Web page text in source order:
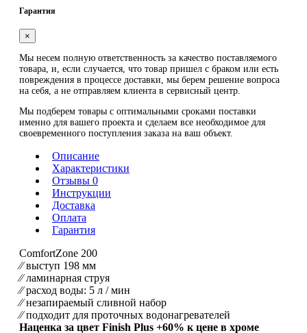
Гарантия
×
Мы несем полную ответственность за качество поставляемого
товара, и, если случается, что товар пришел с браком или есть
повреждения в процессе доставки, мы берем решение вопроса
на себя, а не отправляем клиента в сервисный центр.
Мы подберем товары с оптимальными сроками поставки
именно для вашего проекта и сделаем все необходимое для
своевременного поступления заказа на ваш объект.
Описание
Характеристики
Отзывы 0
Инструкции
Доставка
Оплата
Гарантия
ComfortZone 200
⁄⁄ выступ 198 мм
⁄⁄ ламинарная струя
⁄⁄ расход воды: 5 л / мин
⁄⁄ незапираемый сливной набор
⁄⁄ подходит для проточных водонагревателей
Наценка за цвет Finish Plus +60% к цене в хроме